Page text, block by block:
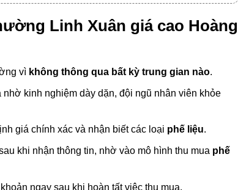
Linh Xuân giá cao Hoàng
vì không thông qua bất kỳ trung gian nào.
kinh nghiệm dày dặn, đội ngũ nhân viên khỏe
giá chính xác và nhận biết các loại phế liệu.
khi nhận thông tin, nhờ vào mô hình thu mua phế
ngay sau khi hoàn tất việc thu mua.